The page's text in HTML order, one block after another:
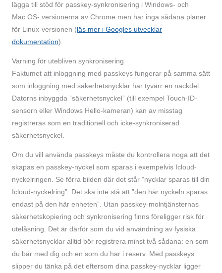
lägga till stöd för passkey-synkronisering i Windows- och
Mac OS- versionerna av Chrome men har inga sådana planer
för Linux-versionen (läs mer i Googles utvecklar
dokumentation).
Varning för utebliven synkronisering
Faktumet att inloggning med passkeys fungerar på samma sätt
som inloggning med säkerhets­nycklar har tyvärr en nackdel.
Datorns inbyggda ”säkerhetsnyckel” (till exempel Touch-ID-
sensorn eller Windows Hello-kameran) kan av misstag
registreras som en traditionell och icke-synkroniserad
säkerhetsnyckel.
Om du vill använda passkeys måste du kontrollera noga att det
skapas en passkey-nyckel som sparas i exempelvis Icloud-
nyckelringen. Se förra bilden där det står ”nycklar sparas till din
Icloud-nyckelring”. Det ska inte stå att ”den här nyckeln sparas
endast på den här enheten”. Utan passkey-molntjänsternas
säkerhetskopiering och synkronisering finns föreligger risk för
utelåsning. Det är därför som du vid användning av fysiska
säkerhets­nycklar alltid bör registrera minst två sådana: en som
du bär med dig och en som du har i reserv. Med passkeys
slipper du tänka på det eftersom dina passkey-nycklar ligger